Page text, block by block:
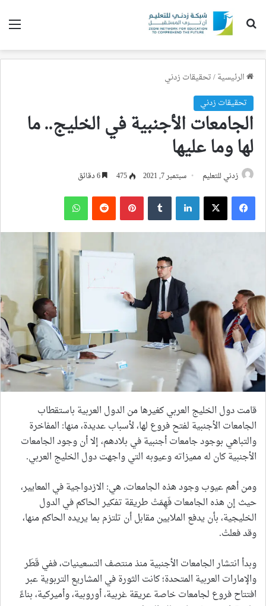
بحث عن
الرئيسية/تحقيقات زدني
تحقيقات زدني
الجامعات الأجنبية في الخليج.. ما
لها وما عليها
زدني للتعليم سبتمبر 7, 2021 475
فيسبوك ‫X لينكدإن بينتيريست واتساب
قامت دول الخليج العربي كغيرها من الدول العربية باستقطاب
الجامعات الأجنبية لفتح فروع لها، لأسباب عديدة، منها: المفاخرة
والتباهي بوجود جامعات أجنبية في بلادهم، إلا أن وجود الجامعات
الأجنبية كان له مميزاته وعيوبه التي واجهت دول الخليج العربي.
ومن أهم عيوب وجود هذه الجامعات، هي: الازدواجية في المعايير،
حيث إن هذه الجامعات فَهِمَتْ طريقة تفكير الحاكم في الدول
الخليجية، بأن يدفع الملايين مقابل أن تلتزم بما يريده الحاكم منها،
وقد فعلتْ.
وبدأ انتشار الجامعات الأجنبية منذ منتصف التسعينيات، ففي قَطَر
والإمارات العربية المتحدة؛ كانت الثورة في المشاريع التربوية عبر
افتتاح فروع لجامعات خاصة عريقة غربية، أوروبية، وأميركية، بناءً